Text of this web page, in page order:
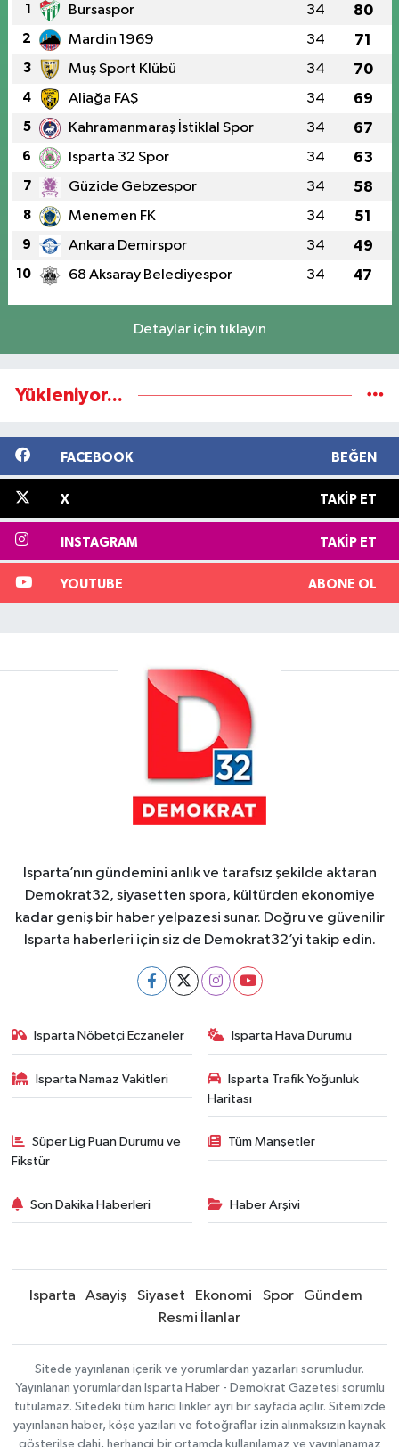
1 Bursaspor 34 80
2 Mardin 1969 34 71
3 Muş Sport Klübü 34 70
4 Aliağa FAŞ 34 69
5 Kahramanmaraş İstiklal Spor 34 67
6 Isparta 32 Spor 34 63
7 Güzide Gebzespor 34 58
8 Menemen FK 34 51
9 Ankara Demirspor 34 49
10 68 Aksaray Belediyespor 34 47
Detaylar için tıklayın
Yükleniyor...
FACEBOOK BEĞEN
X TAKIP ET
INSTAGRAM TAKIP ET
YOUTUBE ABONE OL
Isparta’nın gündemini anlık ve tarafsız şekilde aktaran
Demokrat32, siyasetten spora, kültürden ekonomiye
kadar geniş bir haber yelpazesi sunar. Doğru ve güvenilir
Isparta haberleri için siz de Demokrat32’yi takip edin.
Isparta Nöbetçi Eczaneler Isparta Hava Durumu
Isparta Namaz Vakitleri
Isparta Trafik Yoğunluk
Haritası
Süper Lig Puan Durumu ve
Fikstür
Tüm Manşetler
Son Dakika Haberleri Haber Arşivi
Isparta Asayiş Siyaset Ekonomi Spor
Gündem
Resmi İlanlar
Sitede yayınlanan içerik ve yorumlardan yazarları sorumludur.
Yayınlanan yorumlardan Isparta Haber - Demokrat Gazetesi sorumlu
tutulamaz. Sitedeki tüm harici linkler ayrı bir sayfada açılır. Sitemizde
yayınlanan haber, köşe yazıları ve fotoğraflar izin alınmaksızın kaynak
gösterilse dahi, herhangi bir ortamda kullanılamaz ve yayınlanamaz